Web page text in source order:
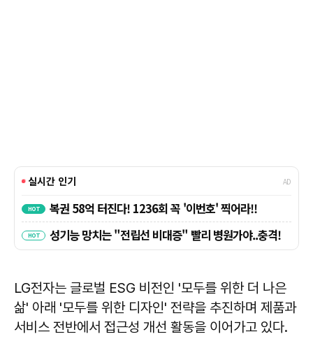
LG전자는 글로벌 ESG 비전인 '모두를 위한 더 나은
삶' 아래 '모두를 위한 디자인' 전략을 추진하며 제품과
서비스 전반에서 접근성 개선 활동을 이어가고 있다.